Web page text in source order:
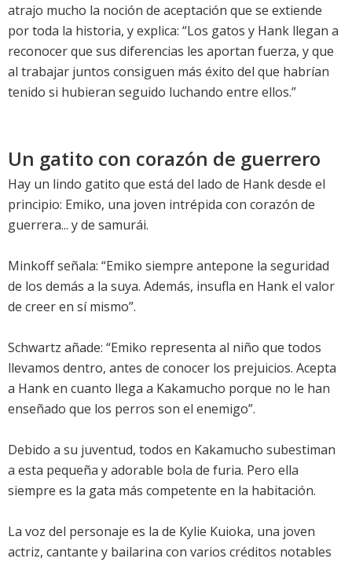
atrajo mucho la noción de aceptación que se extiende
por toda la historia, y explica: “Los gatos y Hank llegan a
reconocer que sus diferencias les aportan fuerza, y que
al trabajar juntos consiguen más éxito del que habrían
tenido si hubieran seguido luchando entre ellos.”
Un gatito con corazón de guerrero
Hay un lindo gatito que está del lado de Hank desde el
principio: Emiko, una joven intrépida con corazón de
guerrera... y de samurái.
Minkoff señala: “Emiko siempre antepone la seguridad
de los demás a la suya. Además, insufla en Hank el valor
de creer en sí mismo”.
Schwartz añade: “Emiko representa al niño que todos
llevamos dentro, antes de conocer los prejuicios. Acepta
a Hank en cuanto llega a Kakamucho porque no le han
enseñado que los perros son el enemigo”.
Debido a su juventud, todos en Kakamucho subestiman
a esta pequeña y adorable bola de furia. Pero ella
siempre es la gata más competente en la habitación.
La voz del personaje es la de Kylie Kuioka, una joven
actriz, cantante y bailarina con varios créditos notables